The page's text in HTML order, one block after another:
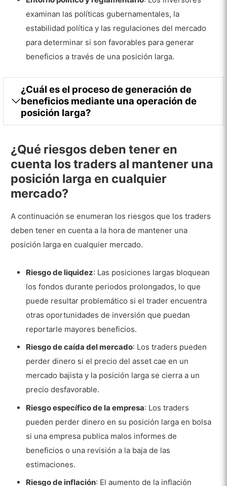
examinan las políticas gubernamentales, la
estabilidad política y las regulaciones del mercado
para determinar si son favorables para generar
beneficios a través de una posición larga.
¿Cuál es el proceso de generación de
beneficios mediante una operación de
posición larga?
¿Qué riesgos deben tener en
cuenta los traders al mantener una
posición larga en cualquier
mercado?
A continuación se enumeran los riesgos que los traders
deben tener en cuenta a la hora de mantener una
posición larga en cualquier mercado.
Riesgo de liquidez: Las posiciones largas bloquean
los fondos durante periodos prolongados, lo que
puede resultar problemático si el trader encuentra
otras oportunidades de inversión que puedan
reportarle mayores beneficios.
Riesgo de caída del mercado: Los traders pueden
perder dinero si el precio del asset cae en un
mercado bajista y la posición larga se cierra a un
precio desfavorable.
Riesgo específico de la empresa: Los traders
pueden perder dinero en su posición larga en bolsa
si una empresa publica malos informes de
beneficios o una revisión a la baja de las
estimaciones.
Riesgo de inflación: El aumento de la inflación